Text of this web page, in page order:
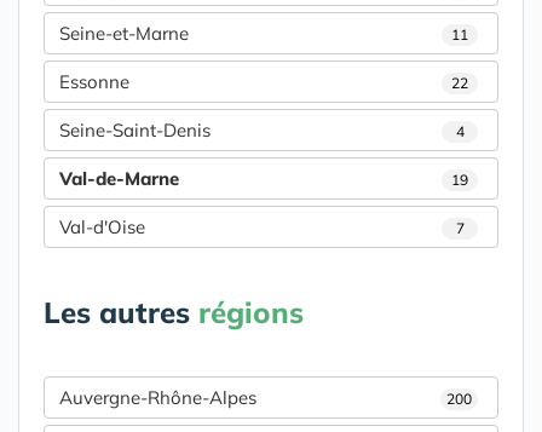
Seine-et-Marne 11
Essonne 22
Seine-Saint-Denis 4
Val-de-Marne 19
Val-d'Oise 7
Les autres régions
Auvergne-Rhône-Alpes 200